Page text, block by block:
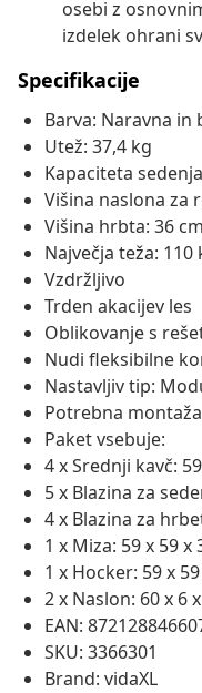
osebi z
izdelek ohrani
Specifikacije
Barva: Naravna in
Utež: 37,4 kg
Kapaciteta
Višina naslona za
Višina hrbta: 36 cm
Največja teža: 110
Vzdržljivo
Trden akacijev les
Oblikovanje s
Nudi fleksibilne
Nastavljiv tip:
Potrebna
Paket vsebuje:
4 x Srednji kavč:
5 x Blazina za
4 x Blazina za
1 x Miza: 59 x 59 x
1 x Hocker: 59 x
2 x Naslon: 60 x 6
EAN:
SKU: 3366301
Brand: vidaXL